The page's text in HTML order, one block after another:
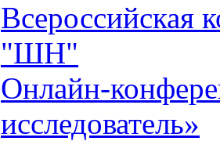
"ШН"
Онлайн-
исследователь»